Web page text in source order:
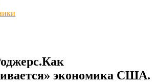
экономика США.